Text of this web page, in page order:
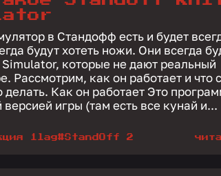
в Стандофф есть и будет
будут хотеть ножи. Они всегда
Simulator, которые не дают реальный
Рассмотрим, как он работает и что
Это программа с
версией игры (там есть все кунай и...
1lag#StandOff 2